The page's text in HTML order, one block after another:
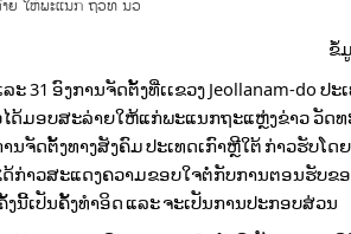
ສືພິມວຽງ
ອົງການຈັດຕັ້ງທີ່ເເຂວງ Jeollanam-do ປ
ດ້ມອບສະລ່າຍໃຫ້ແກ່ພະແນກຖະແຫຼ່ງຂ່າວ ວັດ
ນຈັດຕັ້ງທາງສັງຄົມ ປະເທດເກົາຫຼີໃຕ້ ກ່າວຮັບ
ດ້ກ່າວສະແດງຄວາມຂອບໃຈຕໍ່ກັບການຕອນຮັບ
ເປັນຄັ້ງທຳອິດ ແລະ ຈະເປັນການປະກອບສ່ວນ